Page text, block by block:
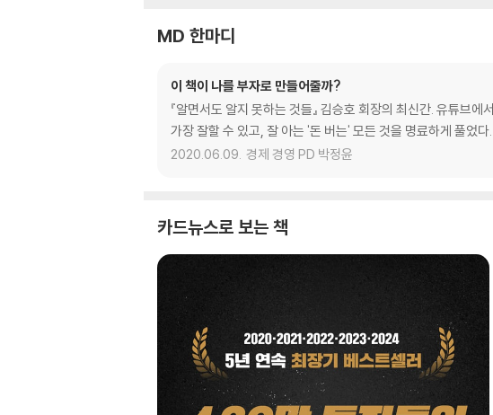
MD 한마디
이 책이 나를 부자로 만들어줄까?
『알면서도 알지 못하는 것들』 김승호 회장의 최신간. 유튜브
가장 잘할 수 있고, 잘 아는 '돈 버는' 모든 것을 명료하게 풀었
2020.06.09. 경제 경영 PD 박정윤
카드뉴스로 보는 책